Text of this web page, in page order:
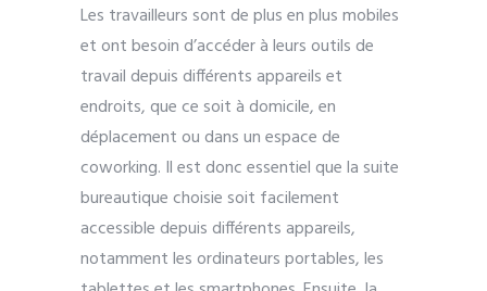
Les travailleurs sont de plus en plus mobiles
et ont besoin d’accéder à leurs outils de
travail depuis différents appareils et
endroits, que ce soit à domicile, en
déplacement ou dans un espace de
coworking. Il est donc essentiel que la suite
bureautique choisie soit facilement
accessible depuis différents appareils,
notamment les ordinateurs portables, les